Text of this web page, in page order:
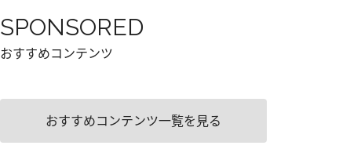
SPONSORED
おすすめコンテンツ
おすすめコンテンツ一覧を見る